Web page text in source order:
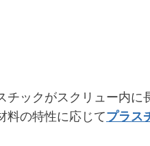
ックがスクリュー内に
料の特性に応じてプラス